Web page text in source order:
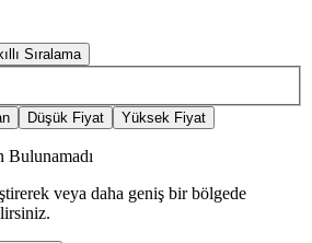
Sıralama
Düşük Fiyat Yüksek Fiyat
veya daha geniş bir bölgede